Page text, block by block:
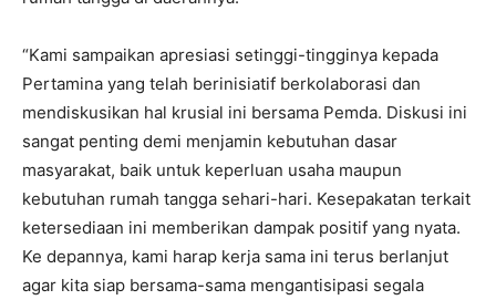
“Kami sampaikan apresiasi setinggi-tingginya kepada
Pertamina yang telah berinisiatif berkolaborasi dan
mendiskusikan hal krusial ini bersama Pemda. Diskusi ini
sangat penting demi menjamin kebutuhan dasar
masyarakat, baik untuk keperluan usaha maupun
kebutuhan rumah tangga sehari-hari. Kesepakatan terkait
ketersediaan ini memberikan dampak positif yang nyata.
Ke depannya, kami harap kerja sama ini terus berlanjut
agar kita siap bersama-sama mengantisipasi segala